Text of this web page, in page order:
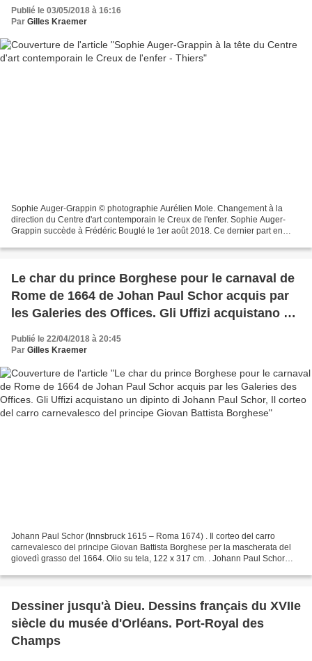
Publié le 03/05/2018 à 16:16
Par Gilles Kraemer
Sophie Auger-Grappin © photographie Aurélien Mole. Changement à la
direction du Centre d'art contemporain le Creux de l'enfer. Sophie Auger-
Grappin succède à Frédéric Bouglé le 1er août 2018. Ce dernier part en
Le char du prince Borghese pour le carnaval de
Rome de 1664 de Johan Paul Schor acquis par
les Galeries des Offices. Gli Uffizi acquistano un
carnevalesco del principe Giovan Battista
Publié le 22/04/2018 à 20:45
Par Gilles Kraemer
Johann Paul Schor (Innsbruck 1615 – Roma 1674) . Il corteo del carro
carnevalesco del principe Giovan Battista Borghese per la mascherata del
giovedì grasso del 1664. Olio su tela, 122 x 317 cm. . Johann Paul Schor
Dessiner jusqu'à Dieu. Dessins français du XVIIe
siècle du musée d'Orléans. Port-Royal des
Champs